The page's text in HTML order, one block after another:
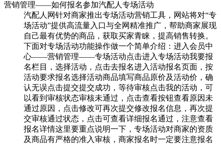
营销管理——如何报名参加汽配人专场活动
汽配人网针对商家推出专场活动营销工具，网站将对“专
场活动”提供高流量入口与全网精准推广，帮助商家展现
自己最有优势的商品，获取买家青睐，提高销售转换。
下面对专场活动功能操作做一个简单介绍：进入会员中
心——营销管理——专场活动点击进入专场活动我要报
名栏目，选择活动，点击去报名进入活动报名页面，按
活动要求报名选择活动商品填写商品原价及活动价，确
认无误点击提交提交成功，等待审核点击我的活动，可
以看到审核状态审核未通过，点击查看按钮查看原因未
通过原因，点击修改可再次提交修改报名信息，再次提
交审核通过状态，点击可查看详细报名通过，注意查看
报名详情这里要重点说明一下，专场活动对商家的资质
及商品有严格的准入审核，商家报名时一定要注意报名